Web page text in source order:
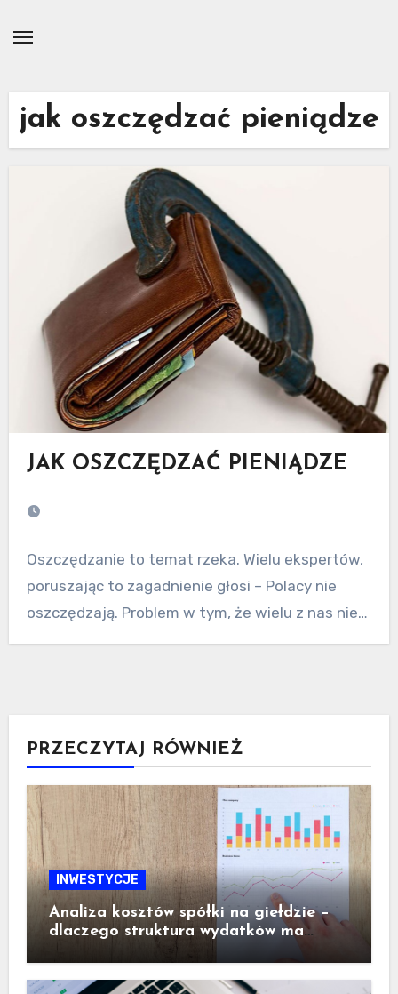
jak oszczędzać pieniądze
JAK OSZCZĘDZAĆ PIENIĄDZE
Oszczędzanie to temat rzeka. Wielu ekspertów,
poruszając to zagadnienie głosi – Polacy nie
oszczędzają. Problem w tym, że wielu z nas nie…
PRZECZYTAJ RÓWNIEŻ
INWESTYCJE
Analiza kosztów spółki na giełdzie –
dlaczego struktura wydatków ma
ogromne znaczenie dla inwestora